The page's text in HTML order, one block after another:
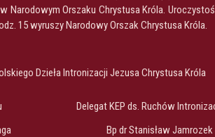
Narodowym Orszaku Chrystusa Króla.
15 wyruszy Narodowy Orszak Chrystusa Króla.
Dzieła Intronizacji Jezusa Chrystusa Króla
Delegat KEP ds. Ruchów
Bp dr Stanisław Jamrozek